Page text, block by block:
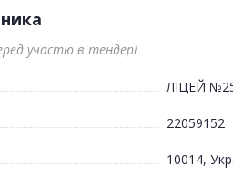
участю в тендері
ЛІЦЕЙ
22059152
10014,